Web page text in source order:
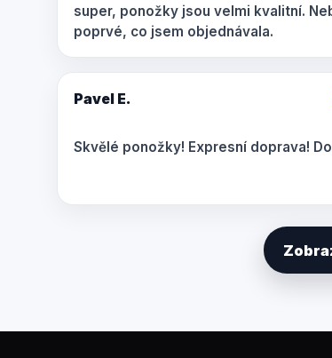
super, ponožky jsou velmi kvalitní.
poprvé, co jsem objednávala.
Pavel E.
Skvělé ponožky! Expresní doprava!